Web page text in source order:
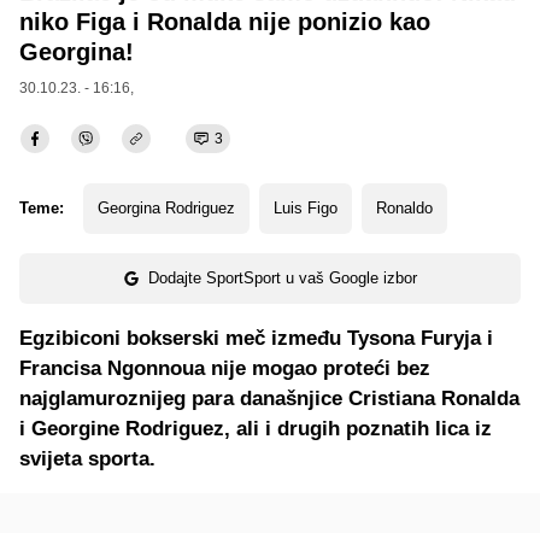
niko Figa i Ronalda nije ponizio kao
Georgina!
30.10.23. - 16:16,
3
Teme: Georgina Rodriguez Luis Figo Ronaldo
Dodajte SportSport u vaš Google izbor
Egzibiconi bokserski meč između Tysona Furyja i
Francisa Ngonnoua nije mogao proteći bez
najglamuroznijeg para današnjice Cristiana Ronalda
i Georgine Rodriguez, ali i drugih poznatih lica iz
svijeta sporta.